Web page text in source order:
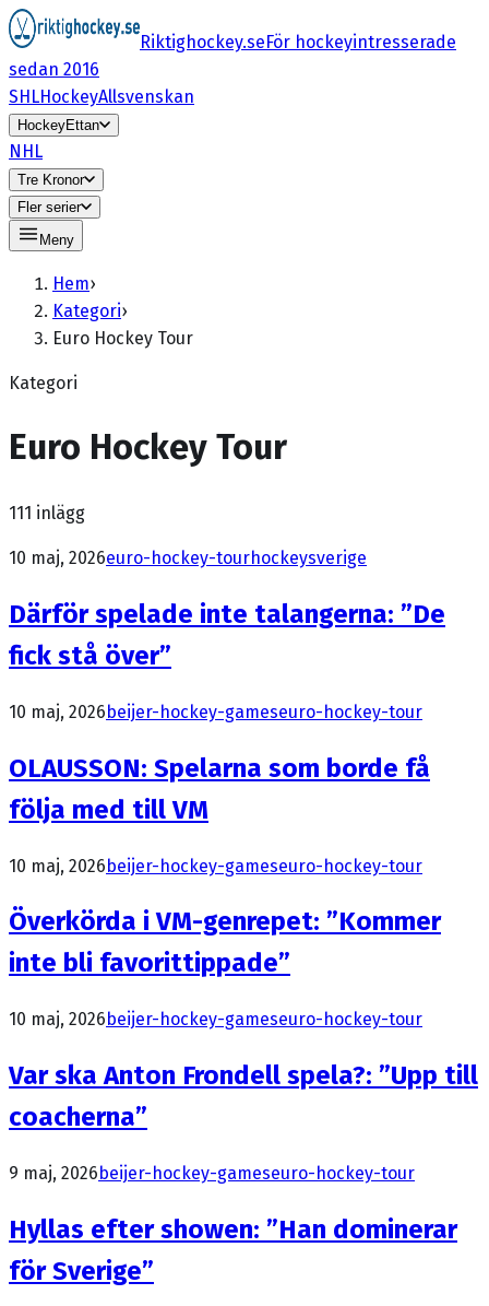
Riktighockey.seFör hockeyintresserade
sedan 2016
SHLHockeyAllsvenskan
HockeyEttan
NHL
Tre Kronor
Fler serier
Meny
Hem›
Kategori›
Euro Hockey Tour
Kategori
Euro Hockey Tour
111 inlägg
10 maj, 2026euro-hockey-tourhockeysverige
Därför spelade inte talangerna: ”De
fick stå över”
10 maj, 2026beijer-hockey-gameseuro-hockey-tour
OLAUSSON: Spelarna som borde få
följa med till VM
10 maj, 2026beijer-hockey-gameseuro-hockey-tour
Överkörda i VM-genrepet: ”Kommer
inte bli favorittippade”
10 maj, 2026 beijer-hockey-gameseuro-hockey-tour
Var ska Anton Frondell spela?: ”Upp till
coacherna”
9 maj, 2026beijer-hockey-gameseuro-hockey-tour
Hyllas efter showen: ”Han dominerar
för Sverige”